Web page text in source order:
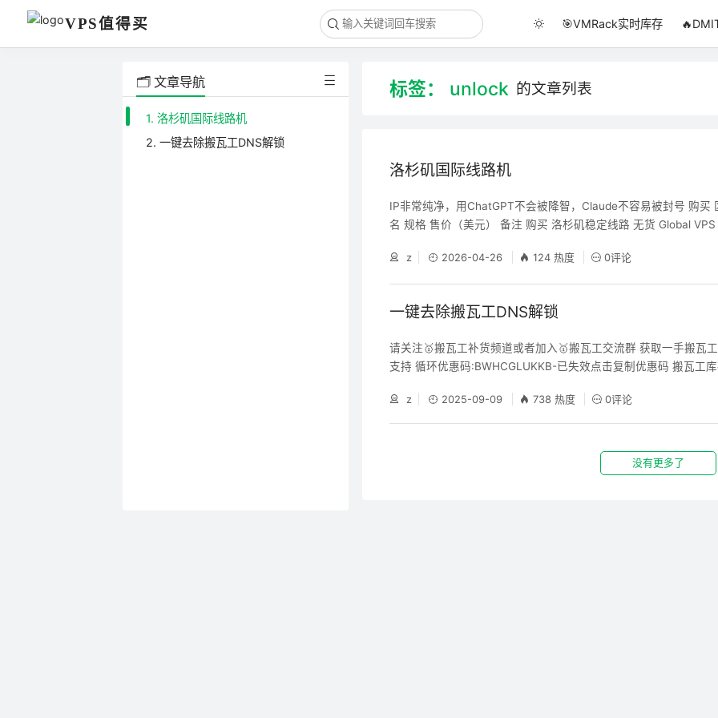
VPS值得买 🎯VMRack实时库存
🗂️ 文章导航
1. 洛杉矶国际线路机
2. 一键去除搬瓦工DNS解锁
标签： unlock 的文章列表
洛杉矶国际线路机
IP非常纯净，用ChatGPT不会被降智，Claude不容易被封号 购买
名 规格 售价（美元） 备注 购买 洛杉矶稳定线路 无货 Global VPS
bal VPS - Basic 1C/768M/18G/1.5T@1Gbps 12.9/
z 2026-04-26 124 热度 0评论
一键去除搬瓦工DNS解锁
请关注🥇搬瓦工补货频道或者加入🥇搬瓦工交流群 获取一手搬瓦
支持 循环优惠码:BWHCGLUKKB-已失效点击复制优惠码 搬瓦工库
能解锁流媒体，特别是奈飞的非自制剧；AI对IP也不那么挑剔了，
的DNS解锁功能也就没有存在的必要，反而会影响机器的性能 我
z 2025-09-09 738 热度 0评论
没有更多了